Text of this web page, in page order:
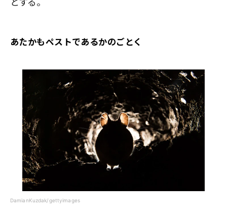
とする。
あたかもペストであるかのごとく
DamianKuzdak/gettyimages